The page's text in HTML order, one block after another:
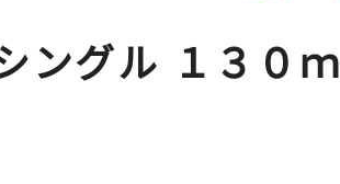
ングル １３０ｍ